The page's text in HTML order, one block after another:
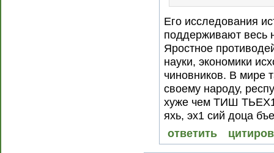
Его исследования
поддерживают весь
Яростное
науки, экономики
чиновников. В мире
своему народу,
хуже чем ТИШ
яхь, эх1 сий доца
ответить